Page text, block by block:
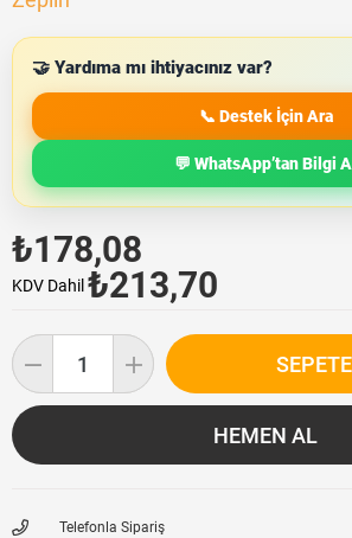
🤝 Yardıma mı ihtiyacınız var?
📞 Destek İçin Ara
💬 WhatsApp’tan Bilgi Al
₺178,08
KDV Dahil ₺213,70
Telefonla Sipariş